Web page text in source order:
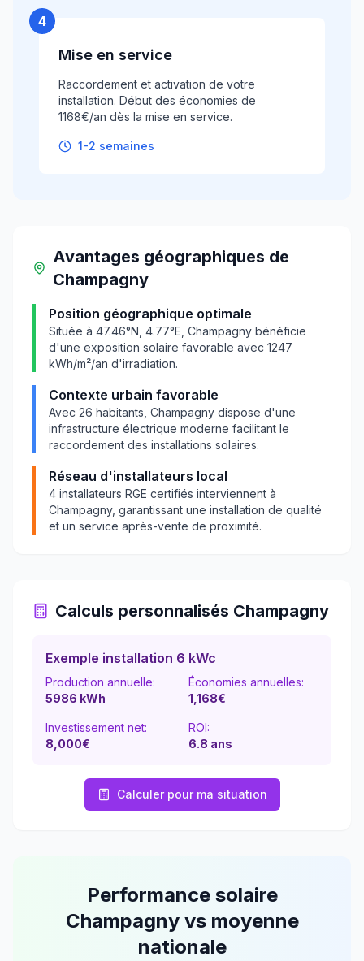
4
Mise en service
Raccordement et activation de votre
installation. Début des économies de
1168€/an dès la mise en service.
1-2 semaines
Avantages géographiques de
Champagny
Position géographique optimale
Située à 47.46°N, 4.77°E, Champagny bénéficie
d'une exposition solaire favorable avec 1247
kWh/m²/an d'irradiation.
Contexte urbain favorable
Avec 26 habitants, Champagny dispose d'une
infrastructure électrique moderne facilitant le
raccordement des installations solaires.
Réseau d'installateurs local
4 installateurs RGE certifiés interviennent à
Champagny, garantissant une installation de qualité
et un service après-vente de proximité.
Calculs personnalisés Champagny
Exemple installation 6 kWc
Production annuelle:
5986 kWh
Économies annuelles:
1,168€
Investissement net:
8,000€
ROI:
6.8 ans
Calculer pour ma situation
Performance solaire
Champagnyvs moyenne
nationale